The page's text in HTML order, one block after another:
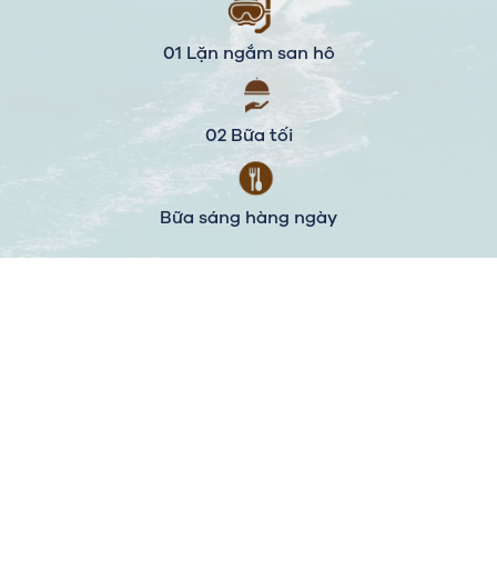
01 Lặn ngắm san hô
02 Bữa tối
Bữa sáng hàng ngày